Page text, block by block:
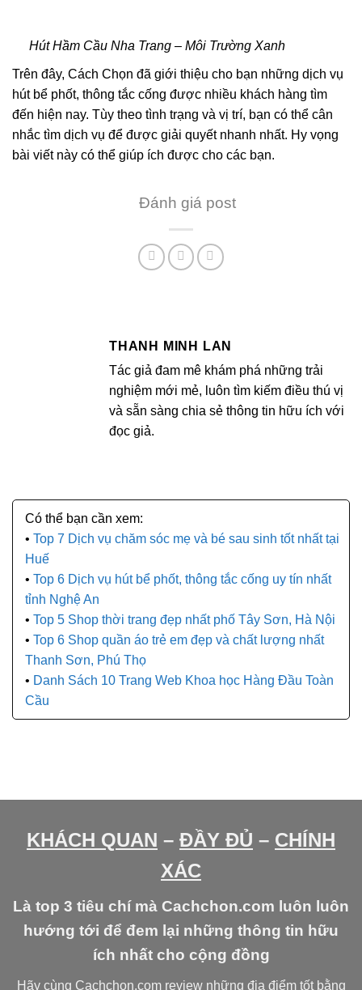
Hút Hầm Cầu Nha Trang – Môi Trường Xanh
Trên đây, Cách Chọn đã giới thiệu cho bạn những dịch vụ
hút bể phốt, thông tắc cống được nhiều khách hàng tìm
đến hiện nay. Tùy theo tình trạng và vị trí, bạn có thể cân
nhắc tìm dịch vụ để được giải quyết nhanh nhất. Hy vọng
bài viết này có thể giúp ích được cho các bạn.
Đánh giá post
THANH MINH LAN
Tác giả đam mê khám phá những trải
nghiệm mới mẻ, luôn tìm kiếm điều thú vị
và sẵn sàng chia sẻ thông tin hữu ích với
đọc giả.
Top 7 Dịch vụ chăm sóc mẹ và bé sau sinh tốt nhất tại
Huế
Top 6 Dịch vụ hút bể phốt, thông tắc cống uy tín nhất
tỉnh Nghệ An
Top 5 Shop thời trang đẹp nhất phố Tây Sơn, Hà Nội
Top 6 Shop quần áo trẻ em đẹp và chất lượng nhất
Thanh Sơn, Phú Thọ
Danh Sách 10 Trang Web Khoa học Hàng Đầu Toàn
Cầu
KHÁCH QUAN – ĐẦY ĐỦ – CHÍNH
XÁC
Là top 3 tiêu chí mà Cachchon.com luôn luôn
hướng tới để đem lại những thông tin hữu
ích nhất cho cộng đồng
Hãy cùng Cachchon.com review những địa điểm tốt bằng